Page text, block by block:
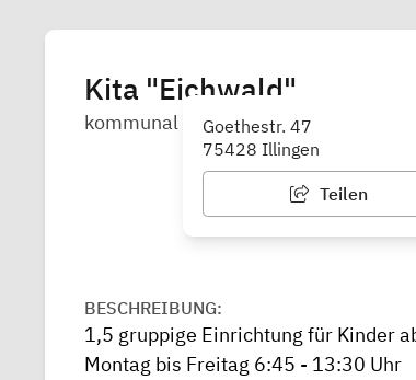
Kita "Eichwald"
kommunal
Goethestr. 47
75428 Illingen
Teilen
BESCHREIBUNG:
1,5 gruppige Einrichtung für Kinder
Montag bis Freitag 6:45 - 13:30 Uhr